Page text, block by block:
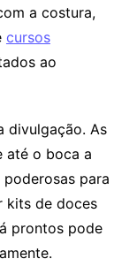
a costura,
cursos
ao
divulgação. As
até o boca a
para
kits de doces
prontos pode